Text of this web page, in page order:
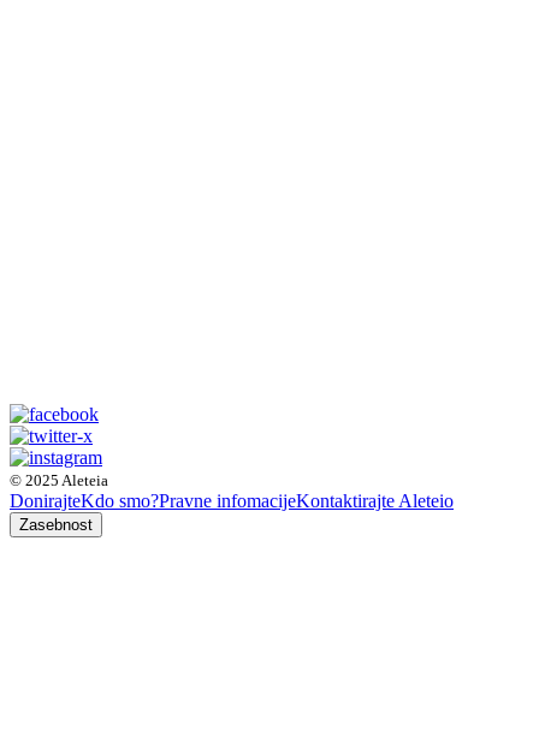
© 2025 Aleteia
DonirajteKdo smo?Pravne infomacijeKontaktirajte Aleteio
Zasebnost